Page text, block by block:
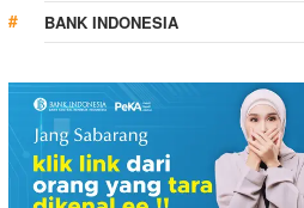
BANK INDONESIA